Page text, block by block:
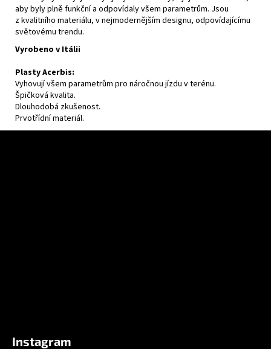
aby byly plně funkční a odpovídaly všem parametrům. Jsou
z kvalitního materiálu, v nejmodernějším designu, odpovídajícímu
světovému trendu.
Vyrobeno v Itálii
Plasty Acerbis:
Vyhovují všem parametrům pro náročnou jízdu v terénu.
Špičková kvalita.
Dlouhodobá zkušenost.
Prvotřídní materiál.
Instagram